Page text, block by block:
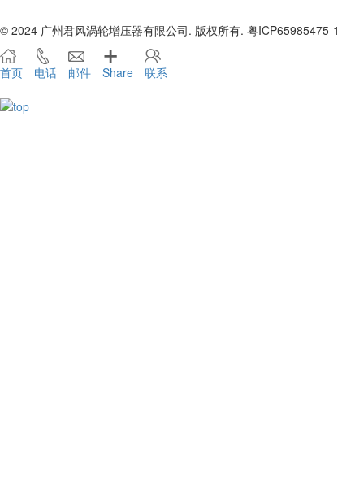
© 2024 广州君风涡轮增压器有限公司. 版权所有. 粤ICP65985475-1
首页 电话 邮件 Share 联系